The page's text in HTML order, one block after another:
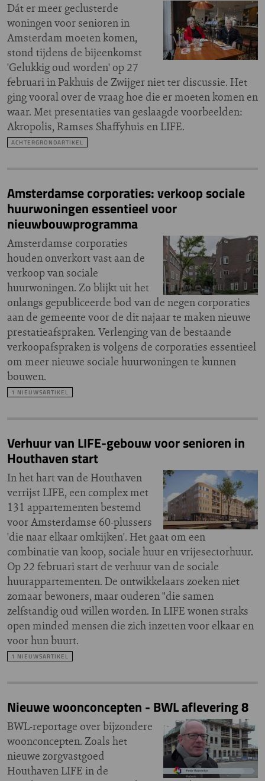
Dát er meer geclusterde
woningen voor senioren in
Amsterdam moeten komen,
stond tijdens de bijeenkomst
'Gelukkig oud worden' op 27
februari in Pakhuis de Zwijger niet ter discussie. Het
ging vooral over de vraag hoe die er moeten komen en
waar. Met presentaties van geslaagde voorbeelden:
Akropolis, Ramses Shaffyhuis en LIFE.
ACHTERGRONDARTIKEL
Amsterdamse corporaties: verkoop sociale
huurwoningen essentieel voor
nieuwbouwprogramma
Amsterdamse corporaties
houden onverkort vast aan de
verkoop van sociale
huurwoningen. Zo blijkt uit het
onlangs gepubliceerde bod van de negen corporaties
aan de gemeente voor de dit najaar te maken nieuwe
prestatieafspraken. Verlenging van de bestaande
verkoopafspraken is volgens de corporaties essentieel
om meer nieuwe sociale huurwoningen te kunnen
bouwen.
1 NIEUWSARTIKEL
Verhuur van LIFE-gebouw voor senioren in
Houthaven start
In het hart van de Houthaven
verrijst LIFE, een complex met
131 appartementen bestemd
voor Amsterdamse 60-plussers
'die naar elkaar omkijken'. Het gaat om een
combinatie van koop, sociale huur en vrijesectorhuur.
Op 22 februari start de verhuur van de sociale
huurappartementen. De ontwikkelaars zoeken niet
zomaar bewoners, maar ouderen "die samen
zelfstandig oud willen worden. In LIFE wonen straks
open minded mensen die zich inzetten voor elkaar en
voor hun buurt.
1 NIEUWSARTIKEL
Nieuwe woonconcepten - BWL aflevering 8
BWL-reportage over bijzondere
woonconcepten. Zoals het
nieuwe zorgvastgoed
Houthaven LIFE in de